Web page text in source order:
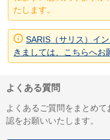
たします。
SARIS（サリス）イ
きましては、こちらへお
よくある質問
よくあるご質問をまとめ
認をお願いいたします。